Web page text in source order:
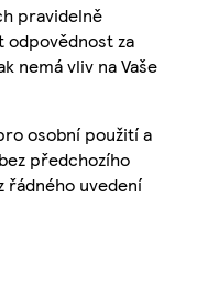
pravidelně
odpovědnost za
nemá vliv na Vaše
osobní použití a
předchozího
řádného uvedení